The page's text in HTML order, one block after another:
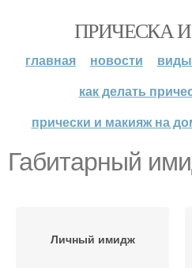
ПРИЧЕСКА
главная новости
как делать
прически и макияж на
Габитарный
Личный имидж